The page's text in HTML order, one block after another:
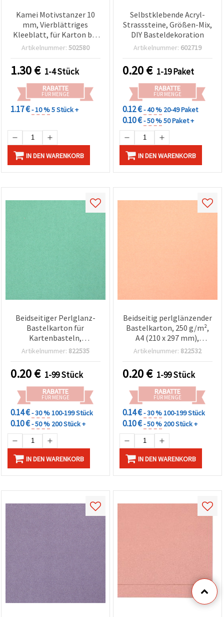
Kamei Motivstanzer 10
mm, Vierblättriges
Kleeblatt, für Karton bis
160 g/m²
Artikelnummer: 502580
1.30€ 1-4 Stück
RABATTE
FÜR MENGE
1.17 €- 10 %5 Stück +
IN DEN WARENKORB
Selbstklebende Acryl-
Strasssteine, Größen-Mix,
DIY Basteldekoration
Artikelnummer: 602719
0.20€ 1-19 Paket
RABATTE
FÜR MENGE
0.12 €- 40 % 20-49 Paket
0.10 €- 50 %50 Paket +
IN DEN WARENKORB
Beidseitiger Perlglanz-
Bastelkarton für
Kartenbasteln,
Kinderbasteln & Deko,
mm), Türkis – 1 Blatt
Artikelnummer: 822535
0.20€ 1-99 Stück
RABATTE
FÜR MENGE
0.14 €- 30 %100-199 Stück
0.10 €- 50 % 200 Stück +
IN DEN WARENKORB
Beidseitig perlglänzender
Bastelkarton, 250 g/m²,
A4 (210 x 297 mm),
pfirsichfarben - 1 Stück
Artikelnummer: 822532
0.20€ 1-99 Stück
RABATTE
FÜR MENGE
0.14 €- 30 %100-199 Stück
0.10 €- 50 % 200 Stück +
IN DEN WARENKORB